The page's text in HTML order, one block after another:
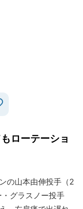
ローテーショ
の山本由伸投手（2
グラスノー投手